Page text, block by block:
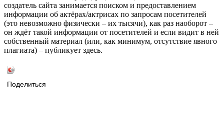
создатель сайта занимается поиском и предоставлением
информации об актёрах/актрисах по запросам посетителей
(это невозможно физически – их тысячи), как раз наоборот –
он ждёт такой информации от посетителей и если видит в ней
собственный материал (или, как минимум, отсутствие явного
плагиата) – публикует здесь.
Поделиться